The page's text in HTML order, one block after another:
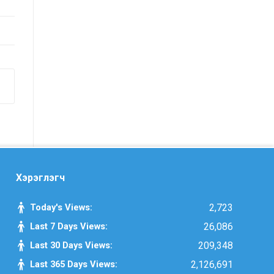
хяналт шинжилгээний тайлан
байдлаар/
Засгийн газрын Иргэд, олон
нийттэй харилцах 11-11 төвд
иргэдээс ирүүлсэн өргөдөл, гомдол,
Хэрэглэгч
Today's Views: 2,723
Last 7 Days Views: 26,086
Last 30 Days Views: 209,348
Last 365 Days Views: 2,126,691